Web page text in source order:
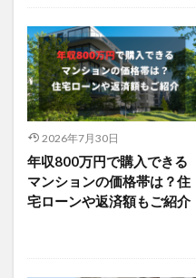
2026年7月30日
年収800万円で購入できる
マンションの価格帯は？住
宅ローンや返済額もご紹介